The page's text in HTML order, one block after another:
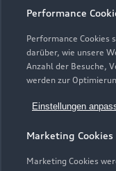
Performance
Performance Cookies
darüber, wie unsere
Anzahl der Besuche,
werden zur
Einstellungen
Marketing Cookies
Marketing Cookies
Online-
Servicekontakt
Bordbuch &
Verträge kündigen
Presse & Media
Datenschutz
Audi erleben
© 2026 AUDI AG.
Impressum
Cookie-Richtlinie